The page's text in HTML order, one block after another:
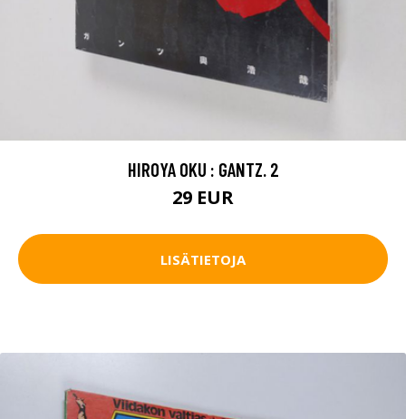
HIROYA OKU : GANTZ. 2
29 EUR
LISÄTIETOJA